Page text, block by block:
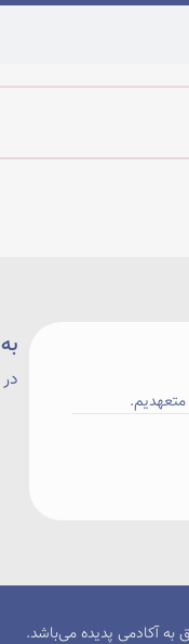
آکادمی پدیده می‌باشد.